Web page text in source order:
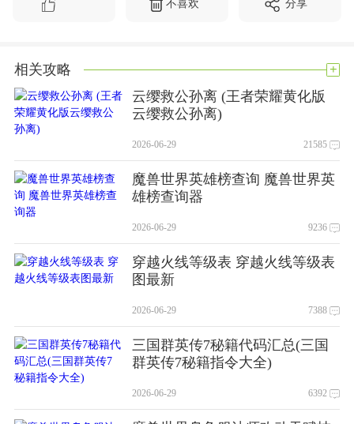
不喜欢 分享
相关攻略 +
云缨救公孙离 (王者荣耀黄化版
云缨救公孙离)
2026-06-29 21585
魔兽世界英雄榜查询 魔兽世界英
雄榜查询器
2026-06-29 9236
穿越火线等级表 穿越火线等级表
图最新
2026-06-29 7388
三国群英传7秘籍代码汇总(三国
群英传7秘籍指令大全)
2026-06-29 6392